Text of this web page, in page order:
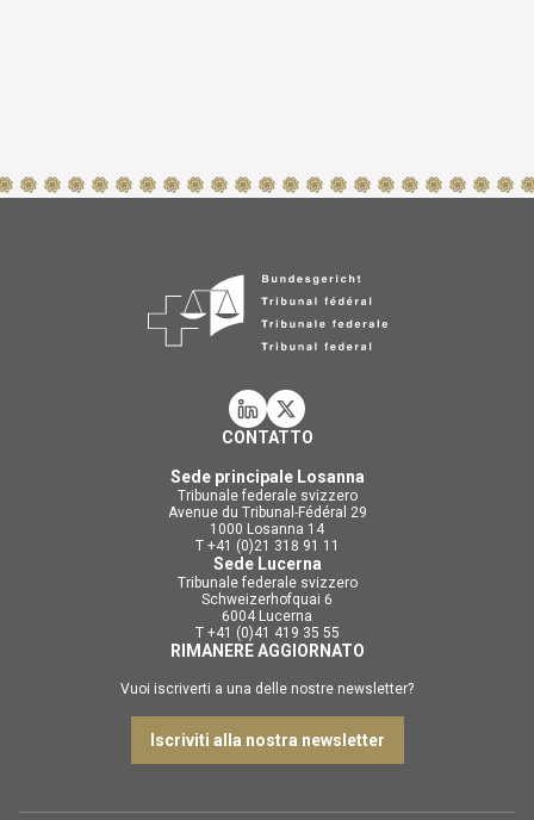
CONTATTO
Sede principale Losanna
Tribunale federale svizzero
Avenue du Tribunal-Fédéral 29
1000 Losanna 14
T +41 (0)21 318 91 11
Sede Lucerna
Tribunale federale svizzero
Schweizerhofquai 6
6004 Lucerna
T +41 (0)41 419 35 55
RIMANERE AGGIORNATO
Vuoi iscriverti a una delle nostre newsletter?
Iscriviti alla nostra newsletter